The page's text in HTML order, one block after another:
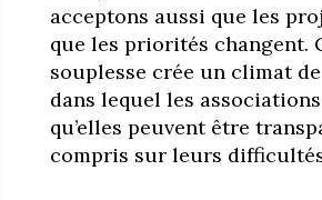
acceptons aussi que les
que les priorités changent.
souplesse crée un climat
dans lequel les
qu’elles peuvent être
compris sur leurs